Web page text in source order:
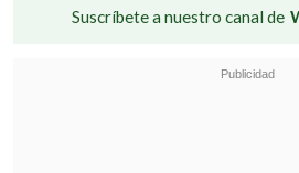
Suscríbete a nuestro canal de